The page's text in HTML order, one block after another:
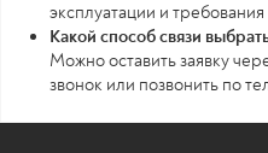
эксплуатации и
Какой способ связи
Можно оставить заявку
звонок или позвонить по